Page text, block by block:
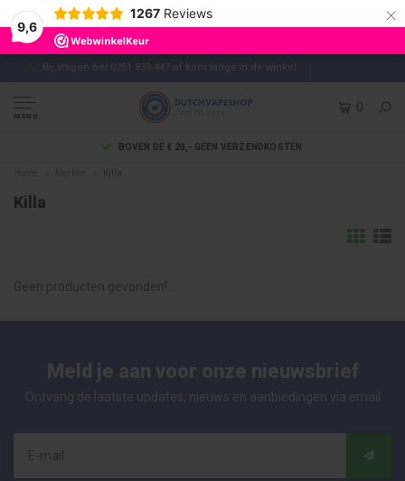
9,6
1267 Reviews ×
Bij vragen bel 0251 839 447 of kom langs in de winkel
MENU
0
BOVEN DE € 20,- GEEN VERZENDKOSTEN
Killa
Killa
Geen producten gevonden!...
Meld je aan voor onze nieuwsbrief
Ontvang de laatste updates, nieuws en aanbiedingen via email